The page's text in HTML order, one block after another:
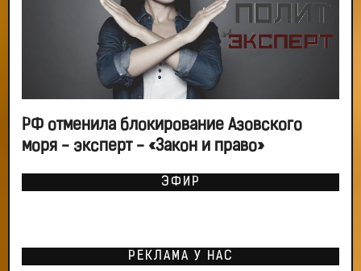
РФ отменила блокирование Азовского
моря - эксперт - «Закон и право»
ЭФИР
РЕКЛАМА У НАС